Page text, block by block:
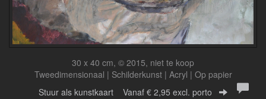
30 x 40 cm, © 2015, niet te koop
Tweedimensionaal | Schilderkunst | Acryl | Op papier
Stuur als kunstkaart Vanaf € 2,95 excl. porto